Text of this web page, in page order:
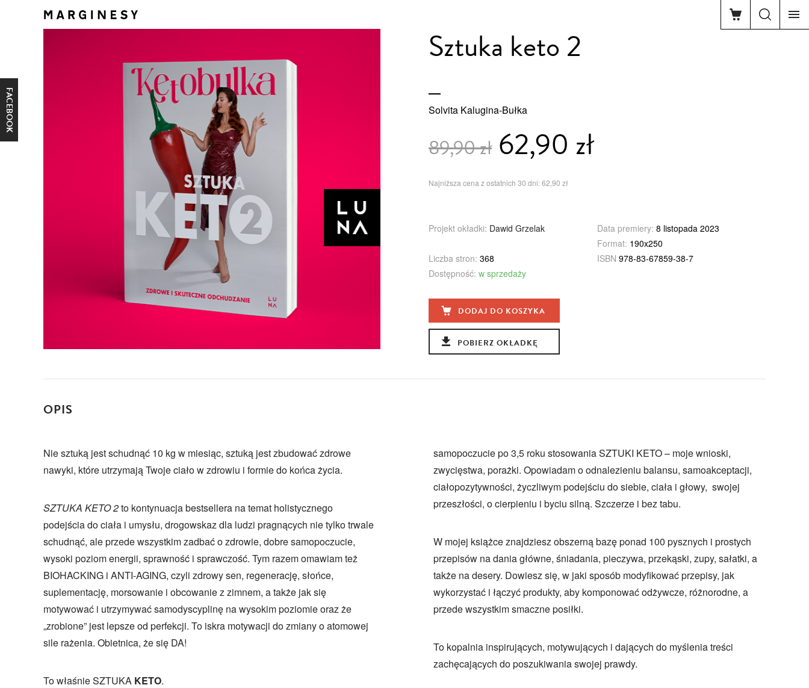
FACEBOOK
Sztuka keto 2
Solvita Kalugina-Bułka
89,90 zł62,90 zł
Najniższa cena z ostatnich 30 dni: 62,90 zł
Projekt okładki: Dawid Grzelak Data premiery: 8 listopada 2023
Format: 190x250
Liczba stron: 368 ISBN 978-83-67859-38-7
Dostępność: w sprzedaży
DODAJ DO KOSZYKA
POBIERZ OKŁADKĘ
OPIS
Nie sztuką jest schudnąć 10 kg w miesiąc, sztuką jest zbudować zdrowe
nawyki, które utrzymają Twoje ciało w zdrowiu i formie do końca życia.
SZTUKA KETO 2to kontynuacja bestsellera na temat holistycznego
podejścia do ciała i umysłu, drogowskaz dla ludzi pragnących nie tylko trwale
schudnąć, ale przede wszystkim zadbać o zdrowie, dobre samopoczucie,
wysoki poziom energii, sprawność i sprawczość. Tym razem omawiam też
BIOHACKING i ANTI-AGING, czyli zdrowy sen, regenerację, słońce,
suplementację, morsowanie i obcowanie z zimnem, a także jak się
motywować i utrzymywać samodyscyplinę na wysokim poziomie oraz że
„zrobione” jest lepsze od perfekcji. To iskra motywacji do zmiany o atomowej
sile rażenia. Obietnica, że się DA!
To właśnie SZTUKA KETO.
samopoczucie po 3,5 roku stosowania SZTUKI KETO – moje wnioski,
zwycięstwa, porażki. Opowiadam o odnalezieniu balansu, samoakceptacji,
ciałopozytywności, życzliwym podejściu do siebie, ciała i głowy, swojej
przeszłości, o cierpieniu i byciu silną. Szczerze i bez tabu.
W mojej książce znajdziesz obszerną bazę ponad 100 pysznych i prostych
przepisów na dania główne, śniadania, pieczywa, przekąski, zupy, sałatki, a
także na desery. Dowiesz się, w jaki sposób modyfikować przepisy, jak
wykorzystać i łączyć produkty, aby komponować odżywcze, różnorodne, a
przede wszystkim smaczne posiłki.
To kopalnia inspirujących, motywujących i dających do myślenia treści
zachęcających do poszukiwania swojej prawdy.